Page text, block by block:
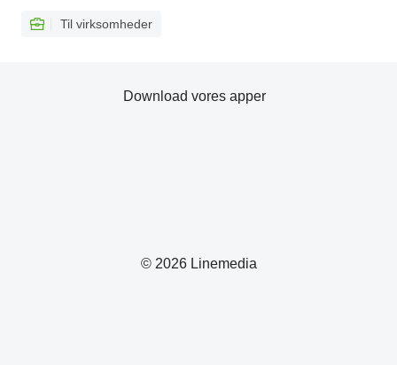
Til virksomheder
© 2026 Linemedia
Download vores apper